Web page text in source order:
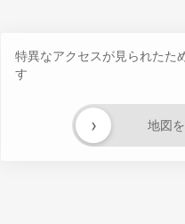
特異なアクセスが見られたた
す
地図
›